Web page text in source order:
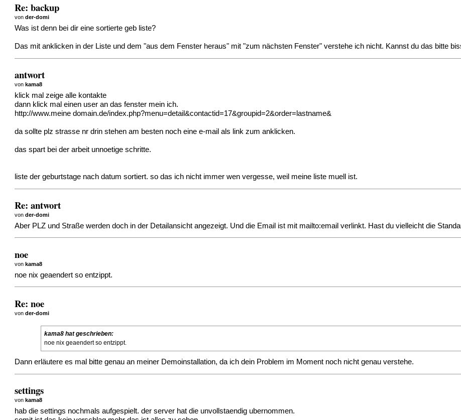
Re: backup
vonder-domi
Was ist denn bei dir eine sortierte geb liste?
Das mit anklicken in der Liste und dem "aus dem Fenster heraus" mit "zum nächsten Fenster" verstehe ich nicht. Kannst du das bitte
antwort
von kama8
klick mal zeige alle kontakte
dann klick mal einen user an das fenster mein ich.
http://www.meine domain.de/index.php?menu=detail&contactid=17&groupid=2&order=lastname&
da sollte plz strasse nr drin stehen am besten noch eine e-mail als link zum anklicken.
das spart bei der arbeit unnoetige schritte.
liste der geburtstage nach datum sortiert. so das ich nicht immer wen vergesse, weil meine liste muell ist.
Re: antwort
vonder-domi
Aber PLZ und Straße werden doch in der Detailansicht angezeigt. Und die Email ist mit mailto:email verlinkt. Hast du vielleicht die
noe
vonkama8
noe nix geaendert so entzippt.
Re: noe
vonder-domi
kama8 hat geschrieben:
noe nix geaendert so entzippt.
Dann erläutere es mal bitte genau an meiner Demoinstallation, da ich dein Problem im Moment noch nicht genau verstehe.
settings
von kama8
hab die settings nochmals aufgespielt. der server hat die unvollstaendig ubernommen.